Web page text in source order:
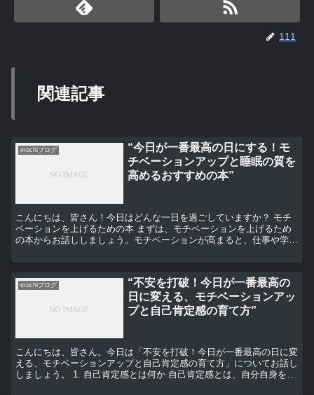
111
関連記事
mochiブログ
“今日が一番最高の日にする！モ
チベーションアップと睡眠の質を
高めるおすすめの本”
こんにちは、皆さん！今日はどんな一日を過ごしていますか？ モチ
ベーションを上げるための本 まずは、モチベーションを上げるため
の本からお話ししましょう。モチベーションが高まると、仕事や学
mochiブログ
“不安を打破！今日が一番最高の
日に変える、モチベーションアッ
プと自己肯定感の育て方”
こんにちは、皆さん。今日は「不安を打破！今日が一番最高の日に変
える、モチベーションアップと自己肯定感の育て方」についてお話し
しましょう。 1. 自己肯定感とは何か 自己肯定感とは、自分自身を肯